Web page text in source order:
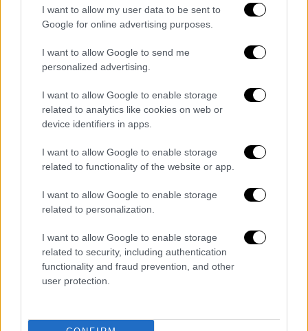
I want to allow my user data to be sent to
Google for online advertising purposes.
I want to allow Google to send me
personalized advertising.
I want to allow Google to enable storage
related to analytics like cookies on web or
device identifiers in apps.
I want to allow Google to enable storage
related to functionality of the website or app.
I want to allow Google to enable storage
related to personalization.
I want to allow Google to enable storage
related to security, including authentication
functionality and fraud prevention, and other
user protection.
https://twitter.com/srdmk01/status/16087746
s=20&t=RX_ZxUQLCScoHL2odqlMig
Στο δημοσίευμα αναφέρεται ότι πολίτης
δήλωσε, «φοβάμαι, είναι UFO αυτό;», ενώ
«φωτιά» πήραν τα τηλέφωνα προς τα
να διαπιστωθεί τι συνέβαινε. Μετά τις
σκηνές απόλυτου χάους που προκλήθηκαν, ο
στρατός εξέδωσε επίσημη ανακοίνωση στην
οποία σημειωνόταν ότι επρόκειτο για
δοκιμαστική εκτόξευση, οπότε δεν υπήρχε
λόγος ανησυχίας.
ΟΛΕΣ ΟΙ ΕΙΔΗΣΕΙΣ
μισθού - Πρωτοχρονιάτικο μήνυμα